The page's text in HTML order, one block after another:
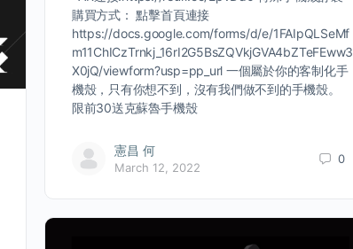
購買方式： 點擊首頁連接
https://docs.google.com/forms/d/e/1FAIpQLSeMf
m11ChICzTrnkj_16rI2G5BsZQVkjGVA4bZTeFEww3
X0jQ/viewform?usp=pp_url 一個屬於你的客制化手
機殼，只有你想不到，沒有我們做不到的手機殼。
限前30送克蘇魯手機殼
憲昌 何
March 12, 2022
0